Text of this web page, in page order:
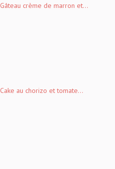
Gâteau crème de marron et...
Cake au chorizo et tomate...